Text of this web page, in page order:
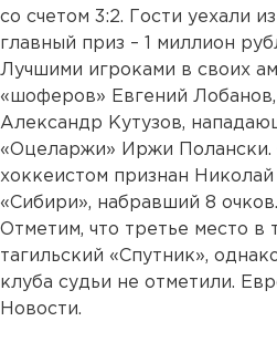
со счетом 3:2. Гости уехали
главный приз – 1 миллион
Лучшими игроками в своих
«шоферов» Евгений
Александр Кутузов,
«Оцеларжи» Иржи Полански.
хоккеистом признан
«Сибири», набравший 8 очков.
Отметим, что третье место в
тагильский «Спутник»,
клуба судьи не отметили.
Новости.